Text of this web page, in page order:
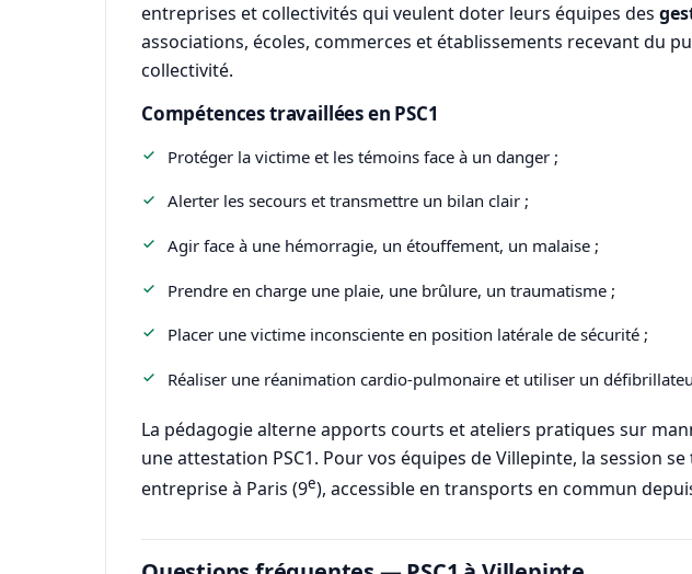
entreprises et collectivités qui veulent doter leurs équipes des
associations, écoles, commerces et établissements recevant du
collectivité.
Compétences travaillées en PSC1
Protéger la victime et les témoins face à un danger ;
Alerter les secours et transmettre un bilan clair ;
Agir face à une hémorragie, un étouffement, un malaise ;
Prendre en charge une plaie, une brûlure, un traumatisme ;
Placer une victime inconsciente en position latérale de sécurité ;
Réaliser une réanimation cardio-pulmonaire et utiliser un
La pédagogie alterne apports courts et ateliers pratiques sur
une attestation PSC1. Pour vos équipes de Villepinte, la session
entreprise à Paris (9e), accessible en transports en commun